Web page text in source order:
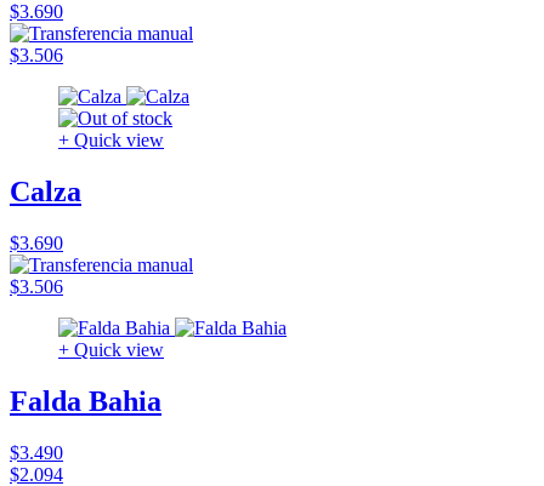
$3.690
$3.506
+ Quick view
Calza
$3.690
$3.506
+ Quick view
Falda Bahia
$3.490
$2.094